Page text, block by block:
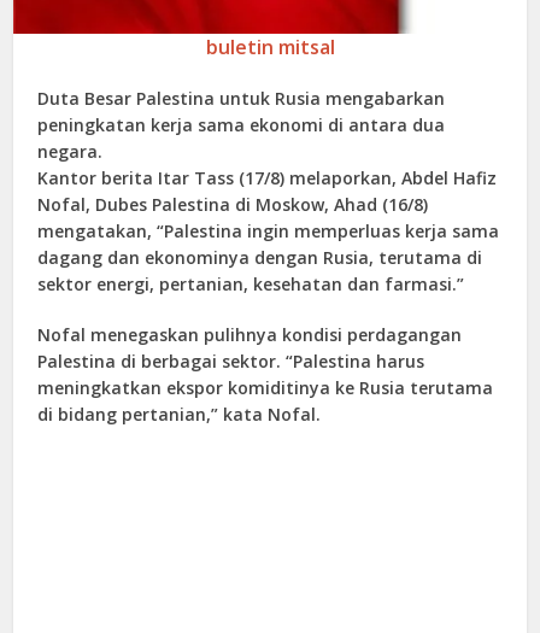
buletin mitsal
Duta Besar Palestina untuk Rusia mengabarkan
peningkatan kerja sama ekonomi di antara dua
negara.
Kantor berita Itar Tass (17/8) melaporkan, Abdel Hafiz
Nofal, Dubes Palestina di Moskow, Ahad (16/8)
mengatakan, “Palestina ingin memperluas kerja sama
dagang dan ekonominya dengan Rusia, terutama di
sektor energi, pertanian, kesehatan dan farmasi.”
Nofal menegaskan pulihnya kondisi perdagangan
Palestina di berbagai sektor. “Palestina harus
meningkatkan ekspor komiditinya ke Rusia terutama
di bidang pertanian,” kata Nofal.